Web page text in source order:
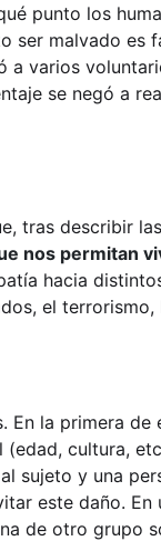
punto los
ser malvado es
a varios
se negó a
tras describir
nos permitan
hacia
el
En la primera de
cultura,
sujeto y una
este daño. En
de otro grupo